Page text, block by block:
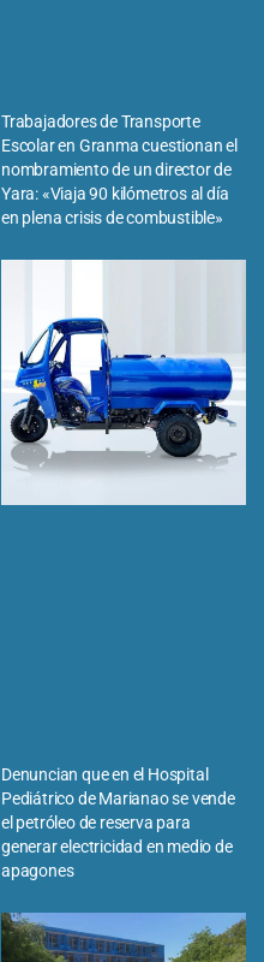
Trabajadores de Transporte
Escolar en Granma cuestionan el
nombramiento de un director de
Yara: «Viaja 90 kilómetros al día
en plena crisis de combustible»
Denuncian que en el Hospital
Pediátrico de Marianao se vende
el petróleo de reserva para
generar electricidad en medio de
apagones